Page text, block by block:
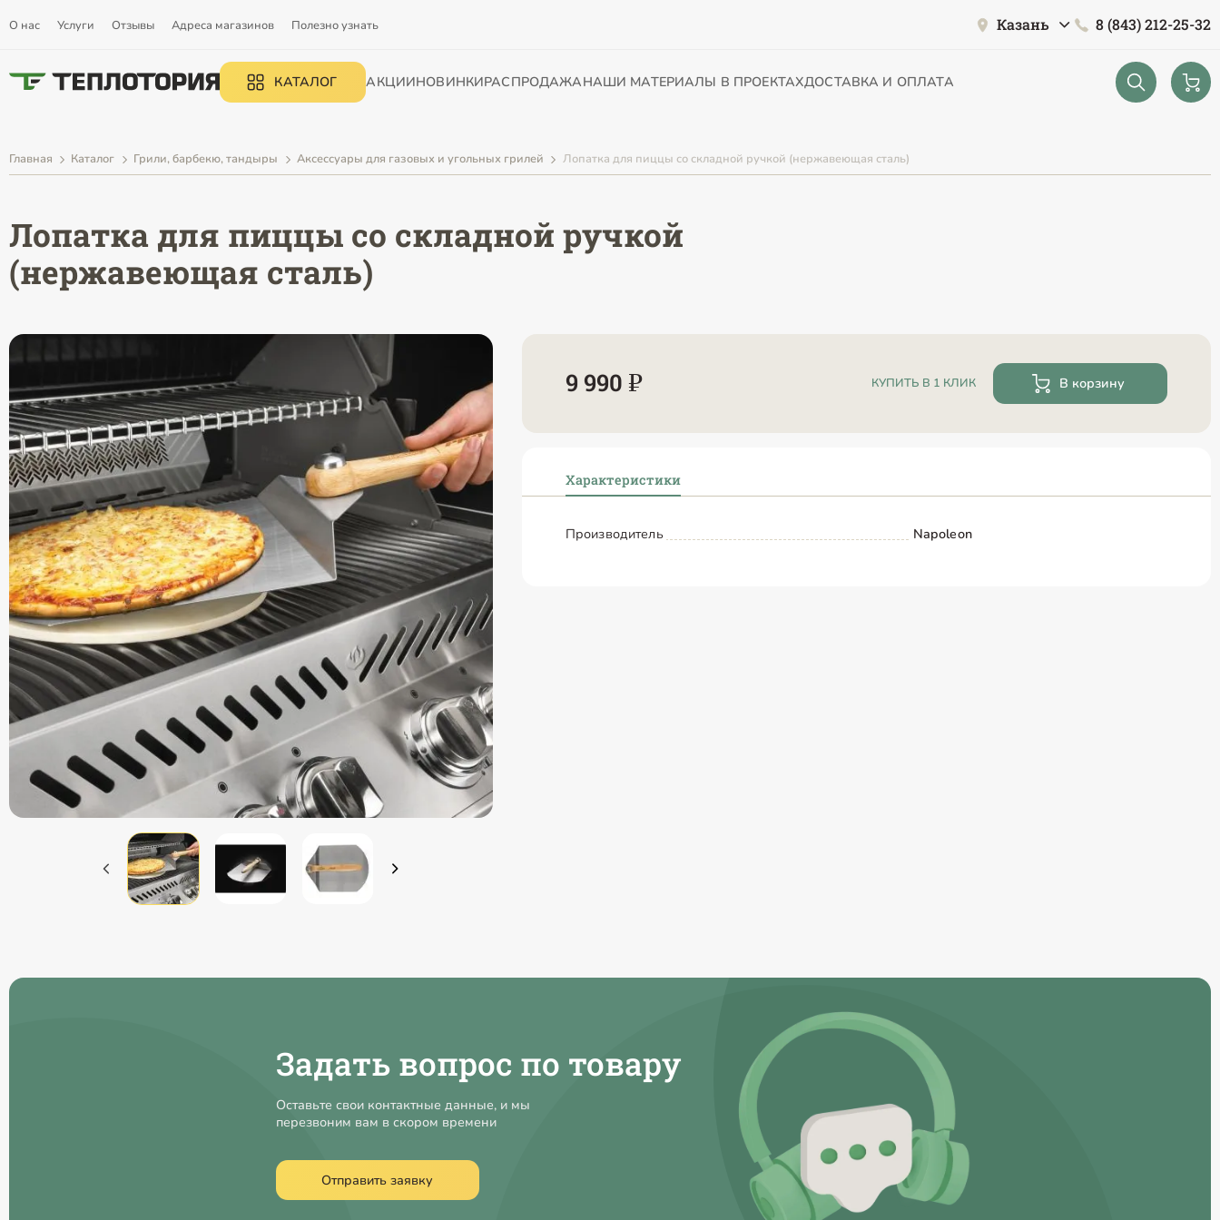
О нас Услуги Отзывы Адреса магазинов Полезно узнать Казань 8 (843) 212-25-32
КАТАЛОГ АКЦИИНОВИНКИРАСПРОДАЖАНАШИ МАТЕРИАЛЫ В ПРОЕКТАХДОСТАВКА И ОПЛАТА
Главная Каталог Грили, барбекю, тандыры Аксессуары для газовых и угольных грилей Лопатка для пиццы со складной ручкой (нержавеющая сталь)
Лопатка для пиццы со складной ручкой
(нержавеющая сталь)
9 990 ₽ КУПИТЬ В 1 КЛИК В корзину
Характеристики
Производитель Napoleon
Задать вопрос по товару
Оставьте свои контактные данные, и мы
перезвоним вам в скором времени
Отправить заявку